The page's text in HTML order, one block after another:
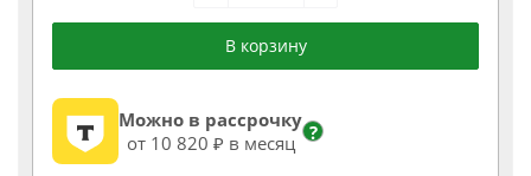
В корзину
Можно в рассрочку
от 10 820 ₽ в месяц
?